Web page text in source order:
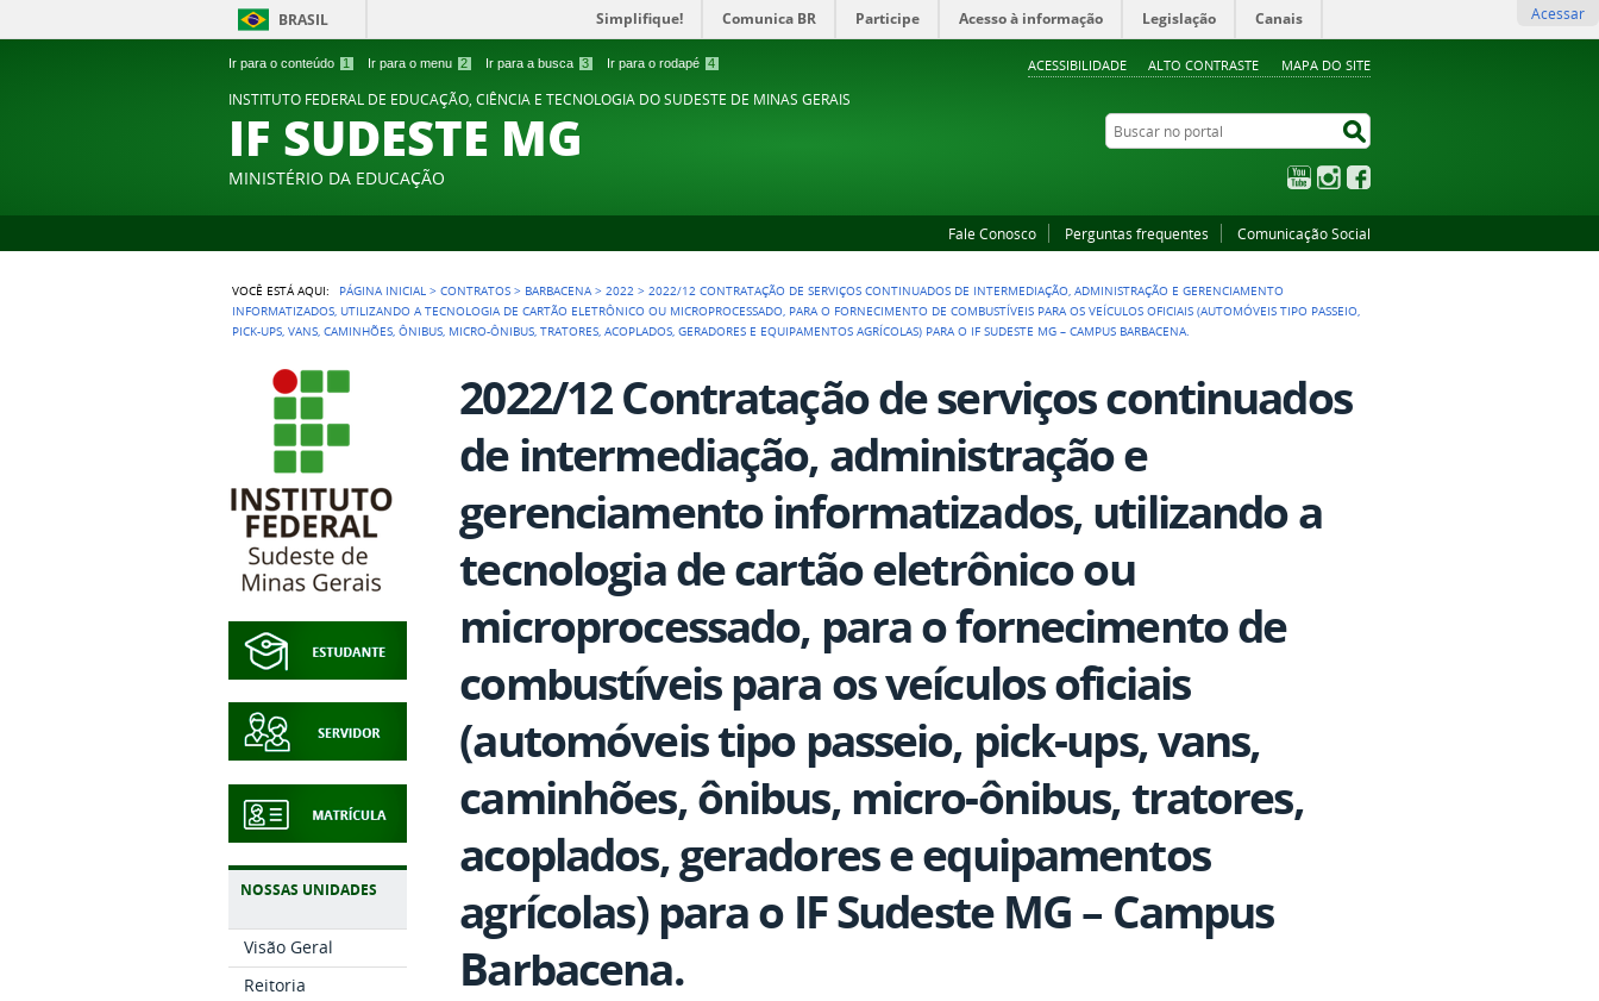
Ir para o conteúdo 1 Ir para o menu 2 Ir para a busca 3 Ir para o rodapé 4 ACESSIBILIDADE ALTO CONTRASTE MAPA DO SITE
BRASIL Simplifique! Comunica BR Participe Acesso à informação Legislação Canais Acessar
INSTITUTO FEDERAL DE EDUCAÇÃO, CIÊNCIA E TECNOLOGIA DO SUDESTE DE MINAS GERAIS
IF SUDESTE MG
MINISTÉRIO DA EDUCAÇÃO
Buscar no portal
YouTubeInstagram
Fale Conosco Perguntas frequentes Comunicação Social
VOCÊ ESTÁ AQUI: PÁGINA INICIAL >CONTRATOS > BARBACENA >2022 >2022/12 CONTRATAÇÃO DE SERVIÇOS CONTINUADOS DE INTERMEDIAÇÃO, ADMINISTRAÇÃO E GERENCIAMENTO
INFORMATIZADOS, UTILIZANDO A TECNOLOGIA DE CARTÃO ELETRÔNICO OU MICROPROCESSADO, PARA O FORNECIMENTO DE COMBUSTÍVEIS PARA OS VEÍCULOS OFICIAIS (AUTOMÓVEIS TIPO PASSEIO,
PICK-UPS, VANS, CAMINHÕES, ÔNIBUS, MICRO-ÔNIBUS, TRATORES, ACOPLADOS, GERADORES E EQUIPAMENTOS AGRÍCOLAS) PARA O IF SUDESTE MG – CAMPUS BARBACENA.
NOSSAS UNIDADES
Visão Geral
Reitoria
2022/12 Contratação de serviços continuados
de intermediação, administração e
gerenciamento informatizados, utilizando a
tecnologia de cartão eletrônico ou
microprocessado, para o fornecimento de
combustíveis para os veículos oficiais
(automóveis tipo passeio, pick-ups, vans,
caminhões, ônibus, micro-ônibus, tratores,
acoplados, geradores e equipamentos
agrícolas) para o IF Sudeste MG – Campus
Barbacena.